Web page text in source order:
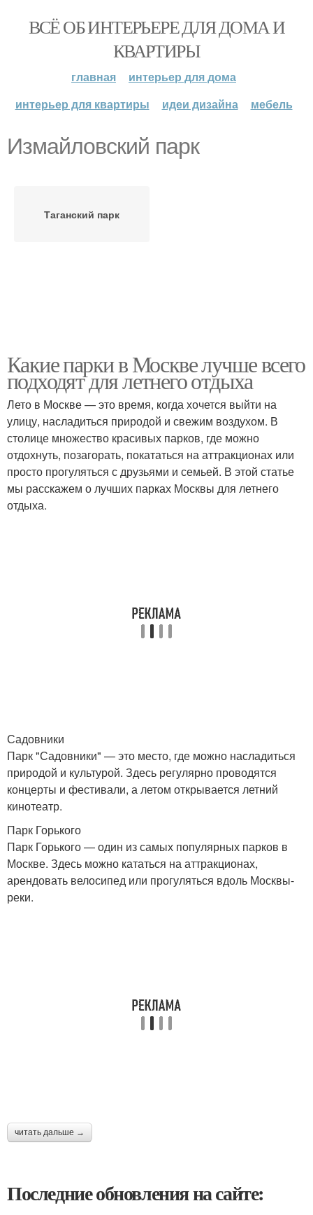
ВСЁ ОБ ИНТЕРЬЕРЕ ДЛЯ ДОМА И
КВАРТИРЫ
главная
интерьер для дома
интерьер для квартиры
идеи дизайна мебель
Измайловский парк
Таганский парк
Какие парки в Москве лучше всего
подходят для летнего отдыха
Лето в Москве — это время, когда хочется выйти на
улицу, насладиться природой и свежим воздухом. В
столице множество красивых парков, где можно
отдохнуть, позагорать, покататься на аттракционах или
просто прогуляться с друзьями и семьей. В этой статье
мы расскажем о лучших парках Москвы для летнего
отдыха.
Садовники
Парк "Садовники" — это место, где можно насладиться
природой и культурой. Здесь регулярно проводятся
концерты и фестивали, а летом открывается летний
кинотеатр.
Парк Горького
Парк Горького — один из самых популярных парков в
Москве. Здесь можно кататься на аттракционах,
арендовать велосипед или прогуляться вдоль Москвы-
реки.
читать дальше →
Последние обновления на сайте: